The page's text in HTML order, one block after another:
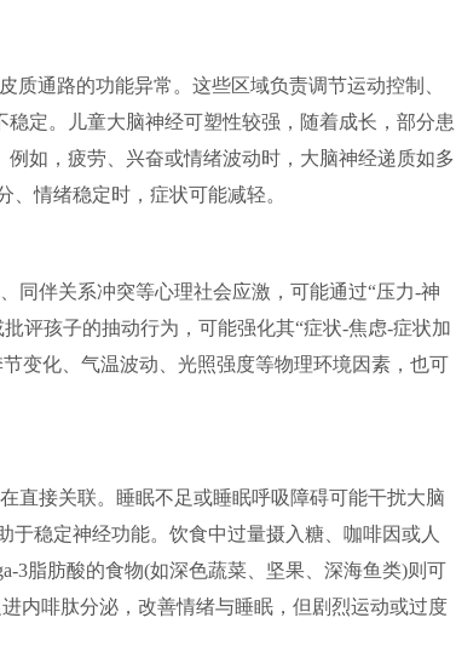
通路的功能异常。这些区域负责调节运动控制、
定。儿童大脑神经可塑性较强，随着成长，部分患
如，疲劳、兴奋或情绪波动时，大脑神经递质如多
情绪稳定时，症状可能减轻。
同伴关系冲突等心理社会应激，可能通过“压力-神
评孩子的抽动行为，可能强化其“症状-焦虑-症状加
变化、气温波动、光照强度等物理环境因素，也可
直接关联。睡眠不足或睡眠呼吸障碍可能干扰大脑
稳定神经功能。饮食中过量摄入糖、咖啡因或人
3脂肪酸的食物(如深色蔬菜、坚果、深海鱼类)则可
内啡肽分泌，改善情绪与睡眠，但剧烈运动或过度